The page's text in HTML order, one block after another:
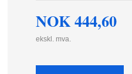
NOK444,60
ekskl. mva.